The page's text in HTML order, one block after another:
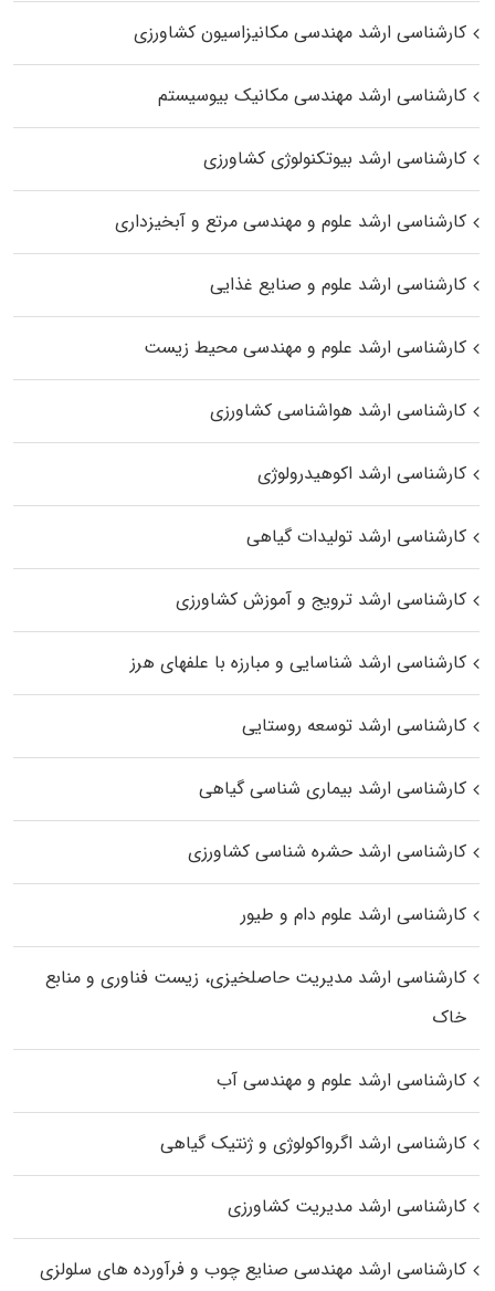
کارشناسی ارشد مهندسی مکانیزاسیون کشاورزی
کارشناسی ارشد مهندسی مکانیک بیوسیستم
کارشناسی ارشد بیوتکنولوژی کشاورزی
کارشناسی ارشد علوم و مهندسی مرتع و آبخیزداری
کارشناسی ارشد علوم و صنایع غذایی
کارشناسی ارشد علوم و مهندسی محیط زیست
کارشناسی ارشد هواشناسی کشاورزی
کارشناسی ارشد اکوهیدرولوژی
کارشناسی ارشد تولیدات گیاهی
کارشناسی ارشد ترویج و آموزش کشاورزی
کارشناسی ارشد شناسایی و مبارزه با علفهای هرز
کارشناسی ارشد توسعه روستایی
کارشناسی ارشد بیماری‌ شناسی گیاهی
کارشناسی ارشد حشره‌ شناسی کشاورزی
کارشناسی ارشد علوم دام و طیور
کارشناسی ارشد مدیریت حاصلخیزی، زیست فناوری و منابع
خاک
کارشناسی ارشد علوم و مهندسی آب
کارشناسی ارشد اگرواکولوژی و ژنتیک گیاهی
کارشناسی ارشد مدیریت کشاورزی
کارشناسی ارشد مهندسی صنایع چوب و فرآورده‌ های سلولزی